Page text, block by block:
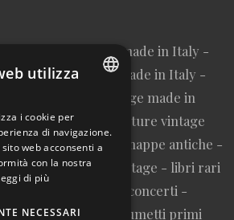
vintage sartoriale made in Italy -
vintage sartoriale made in Italy -
- borse vintage made in
made in Italy - cinture vintage
cartaceo - mappe antiche -
- cartoline vintage - libri rari
- memorabilia concerti -
annate complete - fumetti primi
ENGLISH
utilizza
i cookie per
di navigazione.
web acconsenti a
con la nostra
di più
NECESSARI